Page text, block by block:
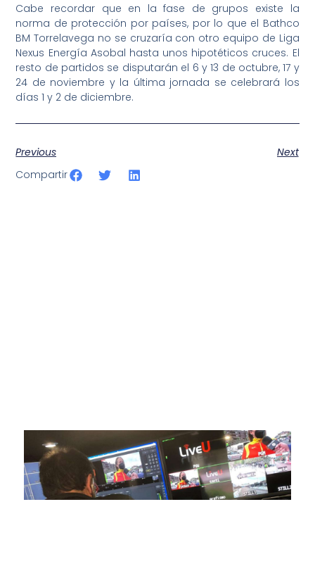
Cabe recordar que en la fase de grupos existe la
norma de protección por países, por lo que el Bathco
BM Torrelavega no se cruzaría con otro equipo de Liga
Nexus Energía Asobal hasta unos hipotéticos cruces. El
resto de partidos se disputarán el 6 y 13 de octubre, 17 y
24 de noviembre y la última jornada se celebrará los
días 1 y 2 de diciembre.
Previous
Next
Compartir